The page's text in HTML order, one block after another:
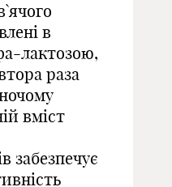
в
лактозою,
раза
вміст
забезпечує